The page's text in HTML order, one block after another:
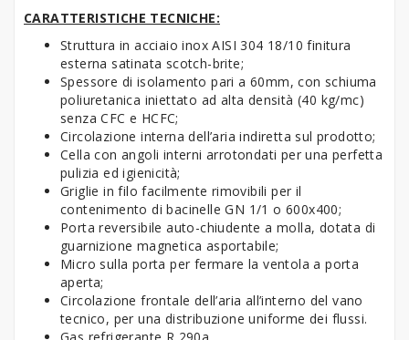
CARATTERISTICHE TECNICHE:
Struttura in acciaio inox AISI 304 18/10 finitura
esterna satinata scotch-brite;
Spessore di isolamento pari a 60mm, con schiuma
poliuretanica iniettato ad alta densità (40 kg/mc)
senza CFC e HCFC;
Circolazione interna dell’aria indiretta sul prodotto;
Cella con angoli interni arrotondati per una perfetta
pulizia ed igienicità;
Griglie in filo facilmente rimovibili per il
contenimento di bacinelle GN 1/1 o 600x400;
Porta reversibile auto-chiudente a molla, dotata di
guarnizione magnetica asportabile;
Micro sulla porta per fermare la ventola a porta
aperta;
Circolazione frontale dell’aria all’interno del vano
tecnico, per una distribuzione uniforme dei flussi.
Gas refrigerante R 290a.